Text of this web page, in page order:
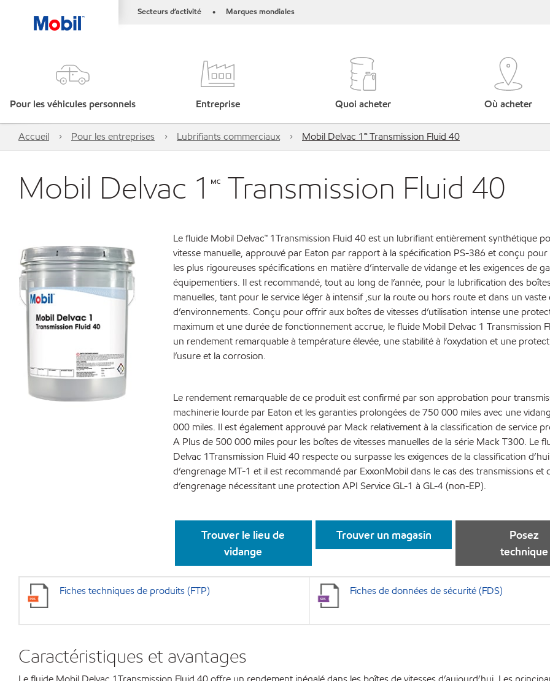
Secteurs d’activité • Marques mondiales
Pour les véhicules personnels Entreprise Quoi acheter Où acheter
Accueil Pour les entreprises Lubrifiants commerciaux Mobil Delvac 1🅪 Transmission Fluid 40
Mobil Delvac 1🅪 Transmission Fluid 40
Le fluide Mobil Delvac™ 1Transmission Fluid 40 est un lubrifiant entièrement synthétique
vitesse manuelle, approuvé par Eaton par rapport à la spécification PS-386 et conçu
les plus rigoureuses spécifications en matière d’intervalle de vidange et les exigences de
équipementiers. Il est recommandé, tout au long de l’année, pour la lubrification des
manuelles, tant pour le service léger à intensif ,sur la route ou hors route et dans un vaste
d’environnements. Conçu pour offrir aux boîtes de vitesses d’utilisation intense une
maximum et une durée de fonctionnement accrue, le fluide Mobil Delvac 1 Transmission
un rendement remarquable à température élevée, une stabilité à l’oxydation et une
l’usure et la corrosion.
Le rendement remarquable de ce produit est confirmé par son approbation pour
machinerie lourde par Eaton et les garanties prolongées de 750 000 miles avec une
000 miles. Il est également approuvé par Mack relativement à la classification de service
A Plus de 500 000 miles pour les boîtes de vitesses manuelles de la série Mack T300. Le
Delvac 1Transmission Fluid 40 respecte ou surpasse les exigences de la classification
d’engrenage MT-1 et il est recommandé par ExxonMobil dans le cas des transmissions et
d’engrenage nécessitant une protection API Service GL-1 à GL-4 (non-EP).
Trouver le lieu de
vidange
Trouver un magasin
Posez
technique
Fiches techniques de produits (FTP) Fiches de données de sécurité (FDS)
Caractéristiques et avantages